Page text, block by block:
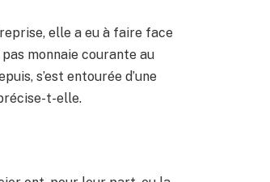
elle a eu à faire face
monnaie courante au
s’est entourée d’une
t-elle.